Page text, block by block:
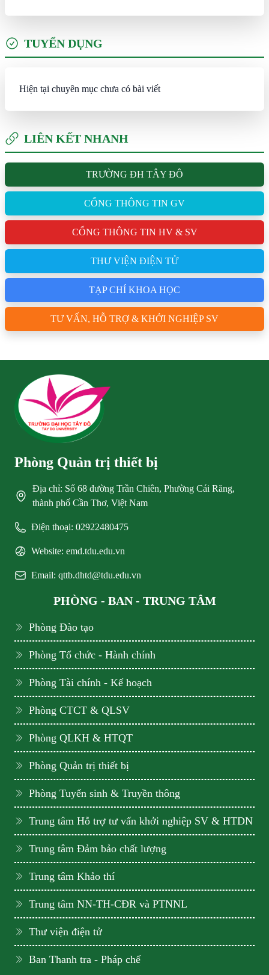
TUYỂN DỤNG
Hiện tại chuyên mục chưa có bài viết
LIÊN KẾT NHANH
TRƯỜNG ĐH TÂY ĐÔ
CỔNG THÔNG TIN GV
CỔNG THÔNG TIN HV & SV
THƯ VIỆN ĐIỆN TỬ
TẠP CHÍ KHOA HỌC
TƯ VẤN, HỖ TRỢ & KHỞI NGHIỆP SV
Phòng Quản trị thiết bị
Địa chỉ: Số 68 đường Trần Chiên, Phường Cái Răng,
thành phố Cần Thơ, Việt Nam
Điện thoại: 02922480475
Website: emd.tdu.edu.vn
Email: qttb.dhtd@tdu.edu.vn
PHÒNG - BAN - TRUNG TÂM
Phòng Đào tạo
Phòng Tổ chức - Hành chính
Phòng Tài chính - Kế hoạch
Phòng CTCT & QLSV
Phòng QLKH & HTQT
Phòng Quản trị thiết bị
Phòng Tuyển sinh & Truyền thông
Trung tâm Hỗ trợ tư vấn khởi nghiệp SV & HTDN
Trung tâm Đảm bảo chất lượng
Trung tâm Khảo thí
Trung tâm NN-TH-CĐR và PTNNL
Thư viện điện tử
Ban Thanh tra - Pháp chế